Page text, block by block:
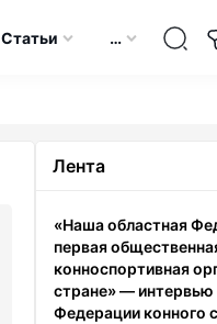
Статьи …
Лента
«Наша областная
первая
конноспортивная
стране» — интервью
Федерации конного